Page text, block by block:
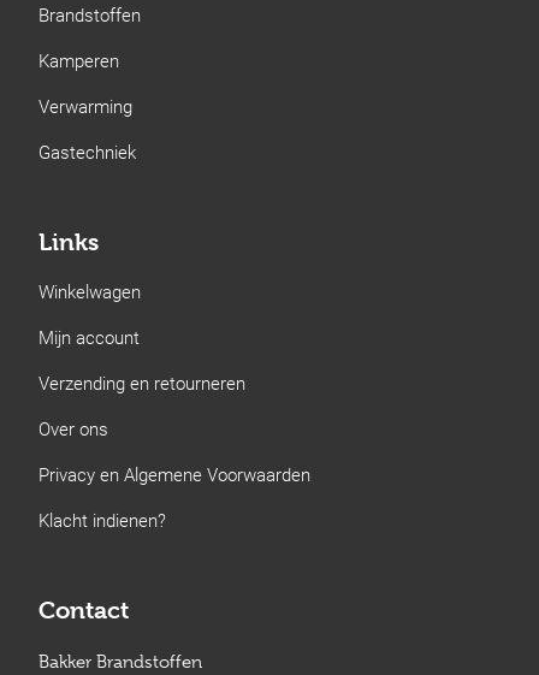
Brandstoffen
Kamperen
Verwarming
Gastechniek
Links
Winkelwagen
Mijn account
Verzending en retourneren
Over ons
Privacy en Algemene Voorwaarden
Klacht indienen?
Contact
Bakker Brandstoffen